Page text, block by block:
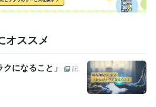
オススメ
になること」
記